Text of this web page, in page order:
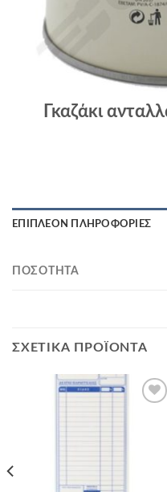
Γκαζάκι
ΕΠΙΠΛΈΟΝ ΠΛΗΡΟΦΟΡΊΕΣ
ΠΟΣΌΤΗΤΑ
ΣΧΕΤΙΚΆ ΠΡΟΪΌΝΤΑ